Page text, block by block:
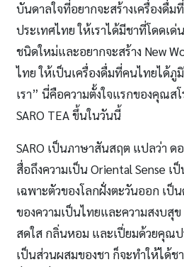
บันดาลใจที่อยากจะสร้างเครื่องดื่
ประเทศไทย ให้เราได้มีชาที่โดดเด่
ชนิดใหม่และอยากจะสร้าง New
ไทย ให้เป็นเครื่องดื่มที่คนไทยได้
เรา” นี่คือความตั้งใจแรกของคุณส
SARO TEA ขึ้นในวันนี้
SARO เป็นภาษาสันสฤต แปลว่า
สื่อถึงความเป็น Oriental Sense
เฉพาะตัวของโลกฝั่งตะวันออก เ
ของความเป็นไทยและความสงบสุ
สดใส กลิ่นหอม และเปี่ยมด้วยคุณป
เป็นส่วนผสมของชา ก็จะทำให้ได้